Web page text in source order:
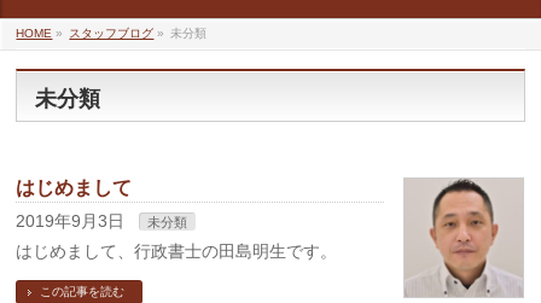
HOME » スタッフブログ » 未分類
未分類
はじめまして
2019年9月3日 未分類
はじめまして、行政書士の田島明生です。
この記事を読む